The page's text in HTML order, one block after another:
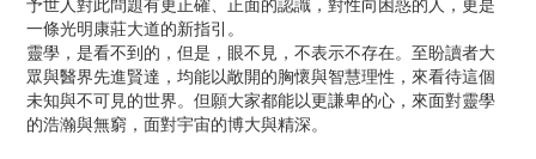
一條光明康莊大道的新指引。
靈學，是看不到的，但是，眼不見，不表示不存在。至盼讀者大
眾與醫界先進賢達，均能以敞開的胸懷與智慧理性，來看待這個
未知與不可見的世界。但願大家都能以更謙卑的心，來面對靈學
的浩瀚與無窮，面對宇宙的博大與精深。